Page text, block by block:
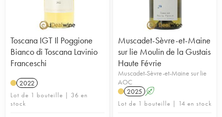
Toscana IGT Il Poggione
Bianco di Toscana Lavinio
Franceschi
2022
Lot de 1 bouteille | 36 en
stock
Muscadet-Sèvre-et-Maine
sur lie Moulin de la Gustais
Haute Févrie
Muscadet-Sèvre-et-Maine sur lie
AOC
2025 A
Lot de 1 bouteille | 14 en stock